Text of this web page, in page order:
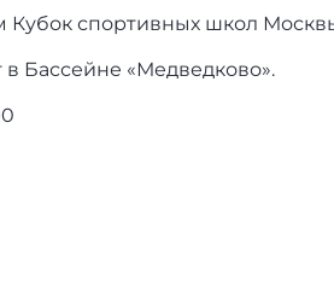
Кубок спортивных школ
Бассейне «Медведково».